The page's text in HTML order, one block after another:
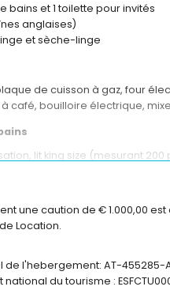
bains et 1 toilette pour invités
anglaises)
et sèche-linge
de cuisson à gaz, four
café, bouilloire électrique,
lit king size (mesurant
chacune avec lit
avec double vasque,
une caution de € 1.000,00 est
Location.
de l'hebergement: AT-455285-
du tourisme :